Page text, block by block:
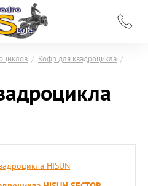
/ Кофр для квадроцикла /